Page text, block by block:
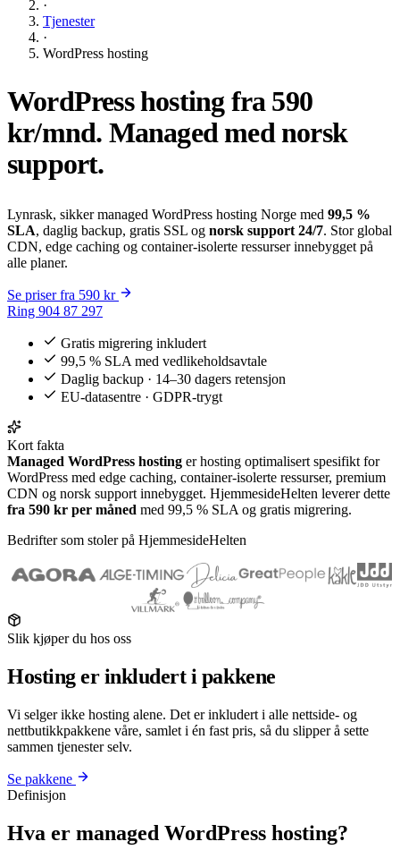
·
Tjenester
·
WordPress hosting
WordPress hosting fra 590
kr/mnd. Managed med norsk
support.
Lynrask, sikker managed WordPress hosting Norge med 99,5 %
SLA, daglig backup, gratis SSL og norsk support 24/7. Stor global
CDN, edge caching og container-isolerte ressurser innebygget på
alle planer.
Se priser fra 590 kr
Ring 904 87 297
Gratis migrering inkludert
99,5 % SLA med vedlikeholdsavtale
Daglig backup · 14–30 dagers retensjon
EU-datasentre · GDPR-trygt
Kort fakta
Managed WordPress hosting er hosting optimalisert spesifikt for
WordPress med edge caching, container-isolerte ressurser, premium
CDN og norsk support innebygget. HjemmesideHelten leverer dette
fra 590 kr per måned med 99,5 % SLA og gratis migrering.
Bedrifter som stoler på HjemmesideHelten
Slik kjøper du hos oss
Hosting erinkludert i pakkene
Vi selger ikke hosting alene. Det er inkludert i alle nettside- og
nettbutikkpakkene våre, samlet i én fast pris, så du slipper å sette
sammen tjenester selv.
Se pakkene
Definisjon
Hva er managed WordPress hosting?